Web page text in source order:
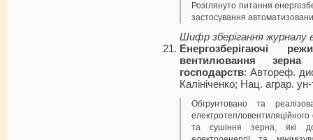
Розглянуто питання
застосування
Шифр зберігання журналу
Енергозберігаючі
вентилювання
господарств: Автореф.
Калініченко; Нац. аграр.
Обгрунтовано та
та сушіння зерна, які